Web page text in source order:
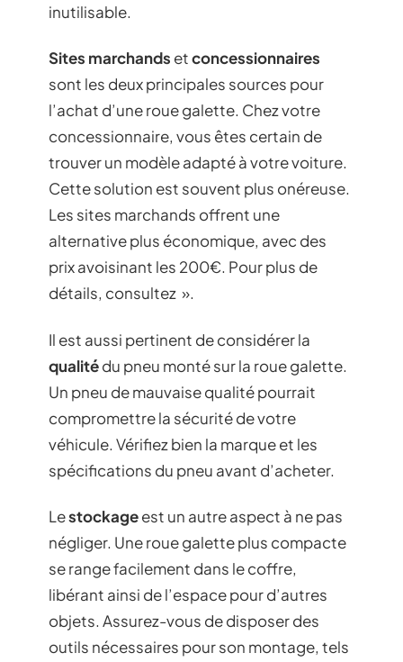
inutilisable.
Sites marchands etconcessionnaires
sont les deux principales sources pour
l’achat d’une roue galette. Chez votre
concessionnaire, vous êtes certain de
trouver un modèle adapté à votre voiture.
Cette solution est souvent plus onéreuse.
Les sites marchands offrent une
alternative plus économique, avec des
prix avoisinant les 200€. Pour plus de
détails, consultez ».
Il est aussi pertinent de considérer la
qualitédu pneu monté sur la roue galette.
Un pneu de mauvaise qualité pourrait
compromettre la sécurité de votre
véhicule. Vérifiez bien la marque et les
spécifications du pneu avant d’acheter.
Lestockageest un autre aspect à ne pas
négliger. Une roue galette plus compacte
se range facilement dans le coffre,
libérant ainsi de l’espace pour d’autres
objets. Assurez-vous de disposer des
outils nécessaires pour son montage, tels